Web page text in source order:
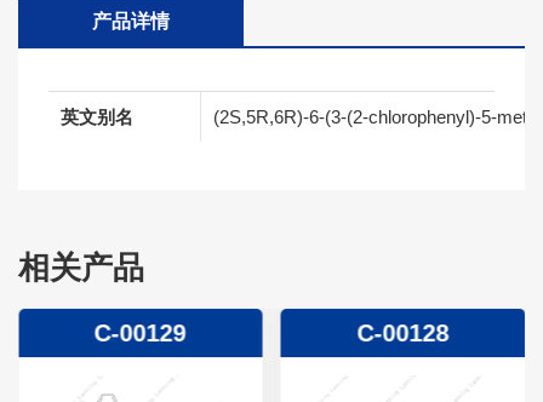
产品详情
英文别名 (2S,5R,6R)-6-(3-(2-chlorophenyl)-5-
相关产品
C-00129 C-00128